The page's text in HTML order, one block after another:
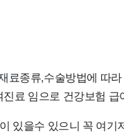
료종류,수술방법에 따
료 임으로 건강보험
있을수 있으니 꼭 여기